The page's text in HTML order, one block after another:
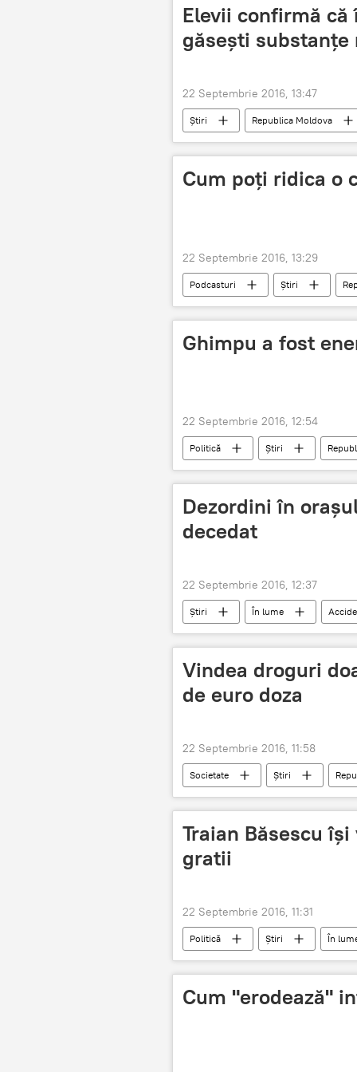
Elevii confirmă că
găsești substanţe
22 Septembrie 2016, 13:47
Știri Republica Moldova
consum
hașiș
Cum poți ridica o
22 Septembrie 2016, 13:29
Podcasturi Știri
arhitect
chimic
Ghimpu a fost
22 Septembrie 2016, 12:54
Politică Știri
Mihai Ghimpu
frauda
Dezordini în
decedat
22 Septembrie 2016, 12:37
Știri În lume
afro-american
Vindea droguri
de euro doza
22 Septembrie 2016, 11:58
Societate Știri
heroina
Traian Băsescu
gratii
22 Septembrie 2016, 11:31
Politică Știri În
Traian Băsescu
Laura
Cum "erodează"